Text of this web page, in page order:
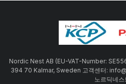
Nordic Nest AB (EU-VAT-Number:
394 70 Kalmar, Sweden 고객센터:
노르딕네스